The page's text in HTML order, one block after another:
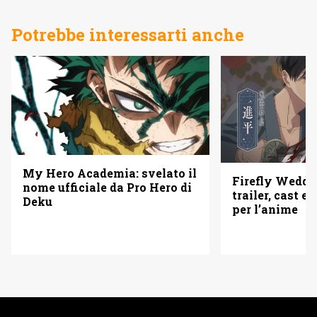
Potrebbe interessarti anche
My Hero Academia: svelato il
nome ufficiale da Pro Hero di
Deku
Firefly
trailer, cast e
per l’anime